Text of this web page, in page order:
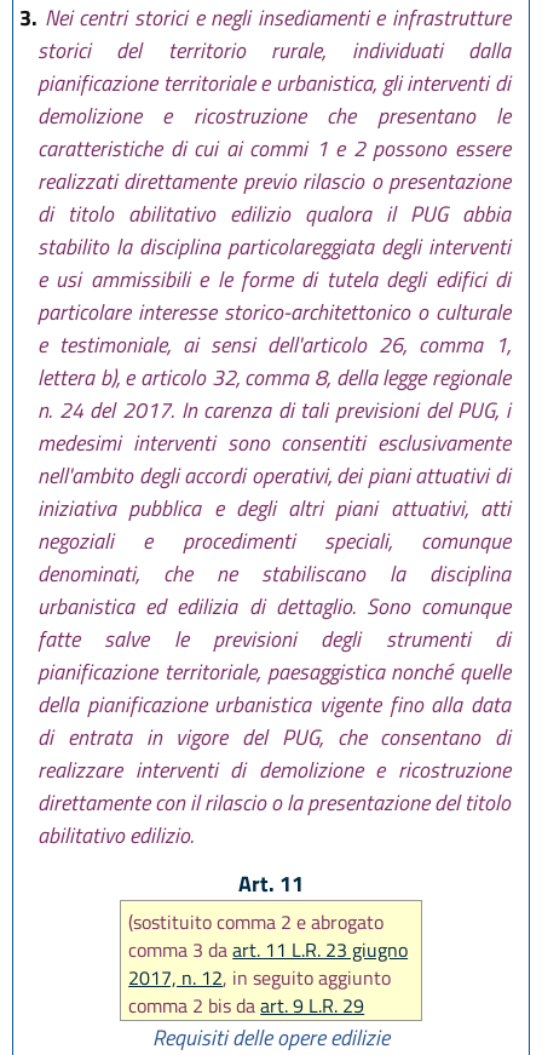
3. Nei centri storici e negli insediamenti e infrastrutture
storici del territorio rurale, individuati dalla
pianificazione territoriale e urbanistica, gli interventi di
demolizione e ricostruzione che presentano le
caratteristiche di cui ai commi 1 e 2 possono essere
realizzati direttamente previo rilascio o presentazione
di titolo abilitativo edilizio qualora il PUG abbia
stabilito la disciplina particolareggiata degli interventi
e usi ammissibili e le forme di tutela degli edifici di
particolare interesse storico-architettonico o culturale
e testimoniale, ai sensi dell'articolo 26, comma 1,
lettera b), e articolo 32, comma 8, della legge regionale
n. 24 del 2017. In carenza di tali previsioni del PUG, i
medesimi interventi sono consentiti esclusivamente
nell'ambito degli accordi operativi, dei piani attuativi di
iniziativa pubblica e degli altri piani attuativi, atti
negoziali e procedimenti speciali, comunque
denominati, che ne stabiliscano la disciplina
urbanistica ed edilizia di dettaglio. Sono comunque
fatte salve le previsioni degli strumenti di
pianificazione territoriale, paesaggistica nonché quelle
della pianificazione urbanistica vigente fino alla data
di entrata in vigore del PUG, che consentano di
realizzare interventi di demolizione e ricostruzione
direttamente con il rilascio o la presentazione del titolo
abilitativo edilizio.
Art. 11
(sostituito comma 2 e abrogato
comma 3 daart. 11 L.R. 23 giugno
2017, n. 12, in seguito aggiunto
comma 2 bis daart. 9 L.R. 29
dicembre 2020, n. 14)
Requisiti delle opere edilizie